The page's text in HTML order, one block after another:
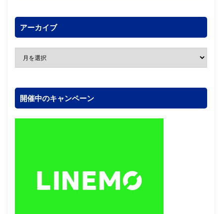
アーカイブ
開催中のキャンペーン